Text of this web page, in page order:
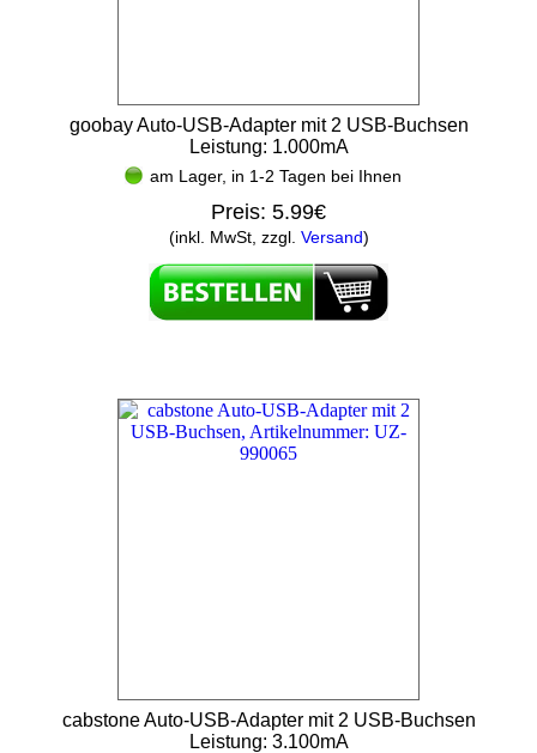
goobay Auto-USB-Adapter mit 2 USB-Buchsen
Leistung: 1.000mA
am Lager, in 1-2 Tagen bei Ihnen
Preis: 5.99€
(inkl. MwSt, zzgl. Versand)
cabstone Auto-USB-Adapter mit 2 USB-Buchsen
Leistung: 3.100mA